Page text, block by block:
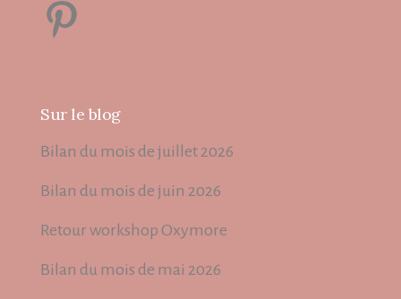
Pinterest
Sur le blog
Bilan du mois de juillet 2026
Bilan du mois de juin 2026
Retour workshop Oxymore
Bilan du mois de mai 2026